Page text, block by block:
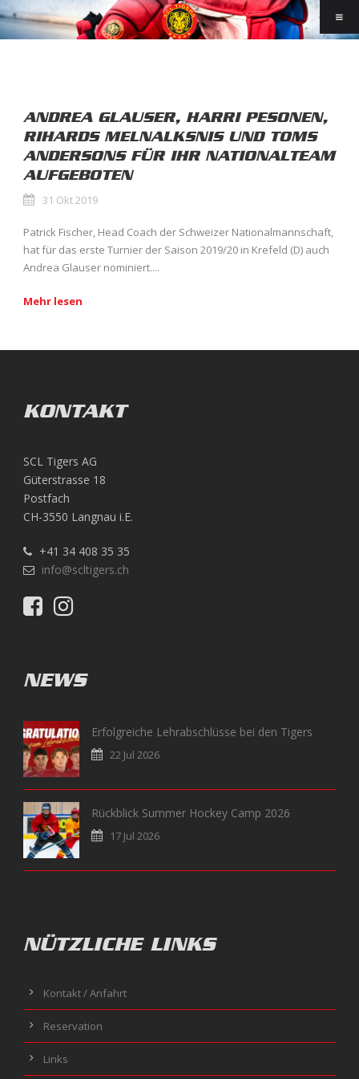
ANDREA GLAUSER, HARRI PESONEN,
RIHARDS MELNALKSNIS UND TOMS
ANDERSONS FÜR IHR NATIONALTEAM
AUFGEBOTEN
31 Okt 2019
Patrick Fischer, Head Coach der Schweizer Nationalmannschaft,
hat für das erste Turnier der Saison 2019/20 in Krefeld (D) auch
Andrea Glauser nominiert....
Mehr lesen
KONTAKT
SCL Tigers AG
Güterstrasse 18
Postfach
CH-3550 Langnau i.E.
+41 34 408 35 35
info@scltigers.ch
NEWS
Erfolgreiche Lehrabschlüsse bei den Tigers
22 Jul 2026
Rückblick Summer Hockey Camp 2026
17 Jul 2026
NÜTZLICHE LINKS
Kontakt / Anfahrt
Reservation
Links